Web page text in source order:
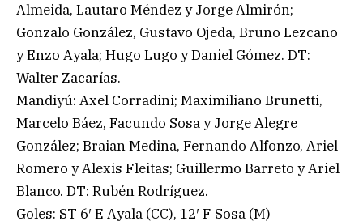
Almeida, Lautaro Méndez y Jorge Almirón;
Gonzalo González, Gustavo Ojeda, Bruno Lezcano
y Enzo Ayala; Hugo Lugo y Daniel Gómez. DT:
Walter Zacarías.
Mandiyú: Axel Corradini; Maximiliano Brunetti,
Marcelo Báez, Facundo Sosa y Jorge Alegre
González; Braian Medina, Fernando Alfonzo, Ariel
Romero y Alexis Fleitas; Guillermo Barreto y Ariel
Blanco. DT: Rubén Rodríguez.
Goles: ST 6′ E Ayala (CC), 12′ F Sosa (M)